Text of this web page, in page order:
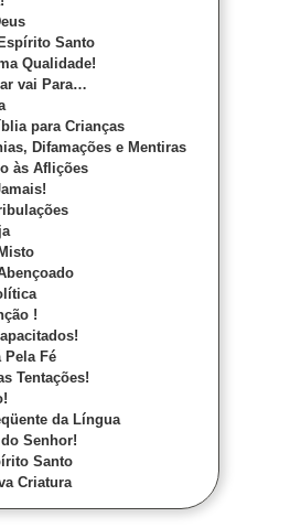
Santo
Qualidade!
vai Para…
para Crianças
Difamações e Mentiras
às Aflições
!
Pela Fé
Tentações!
da Língua
Senhor!
Santo
Criatura